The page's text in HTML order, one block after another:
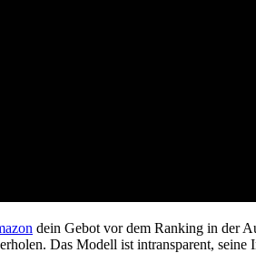
dein Gebot vor dem Ranking in der
Das Modell ist intransparent,